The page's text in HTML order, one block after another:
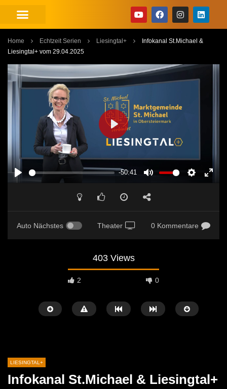
Home Echtzeit Serien Liesingtal+
Infokanal St.Michael &
Liesingtal+ vom 29.04.2025
PLAY
-50:41
SETTINGS
PLAY
Auto Nächstes Theater 0 Kommentare
403 Views
2 0
LIESINGTAL+
Infokanal St.Michael & Liesingtal+